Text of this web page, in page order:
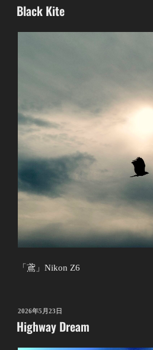
稿
日:
Black Kite
「鳶」Nikon Z6
投
稿
日:
2026年5月23日
Highway Dream